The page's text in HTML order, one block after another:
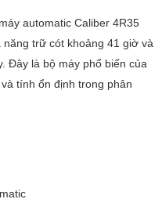
automatic Caliber 4R35
trữ cót khoảng 41 giờ và
Đây là bộ máy phổ biến của
tính ổn định trong phân